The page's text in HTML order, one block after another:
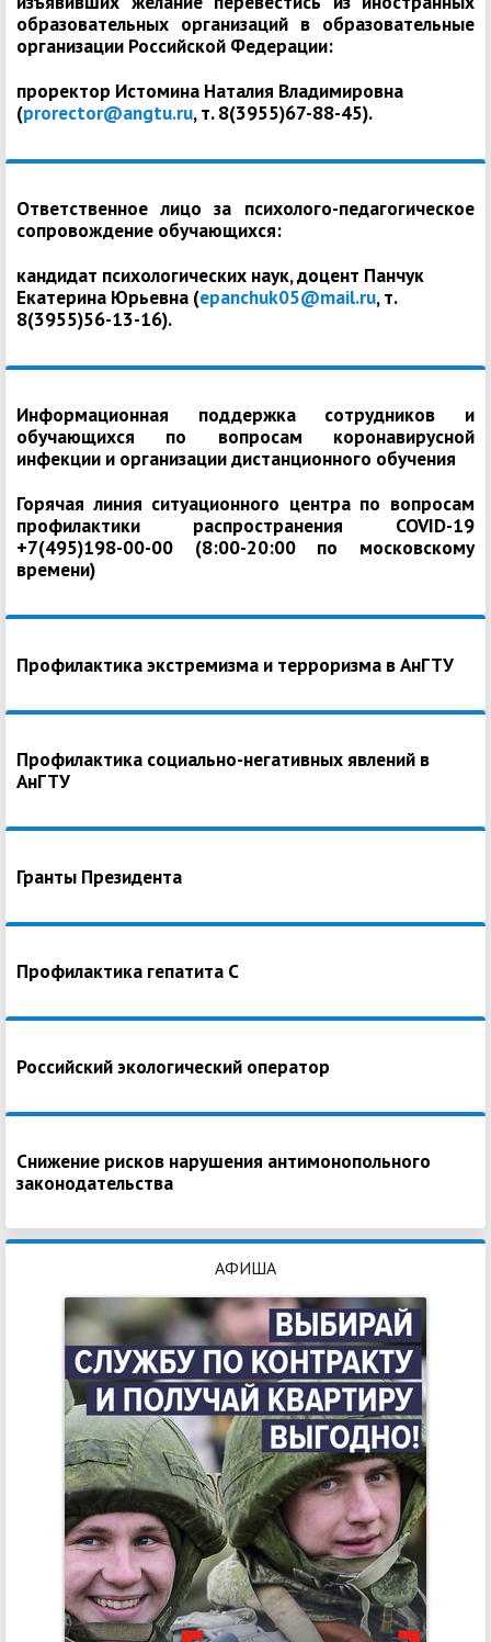
образовательных организаций в образовательные
организации Российской Федерации:
проректор Истомина Наталия Владимировна
(prorector@angtu.ru, т. 8(3955)67-88-45).
Ответственное лицо за психолого-педагогическое
сопровождение обучающихся:
кандидат психологических наук, доцент Панчук
Екатерина Юрьевна (epanchuk05@mail.ru, т.
8(3955)56-13-16).
Информационная поддержка сотрудников и
обучающихся по вопросам коронавирусной
инфекции и организации дистанционного обучения
Горячая линия ситуационного центра по вопросам
профилактики распространения COVID-19
+7(495)198-00-00 (8:00-20:00 по московскому
времени)
Профилактика экстремизма и терроризма в АнГТУ
Профилактика социально-негативных явлений в
АнГТУ
Гранты Президента
Профилактика гепатита С
Российский экологический оператор
Снижение рисков нарушения антимонопольного
законодательства
АФИША